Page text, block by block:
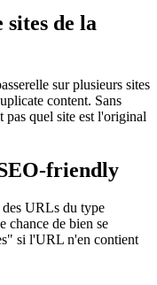
de la
sur plusieurs sites
content. Sans
pas quel site est l'original
friendly
des URLs du type
chance de bien se
si l'URL n'en contient